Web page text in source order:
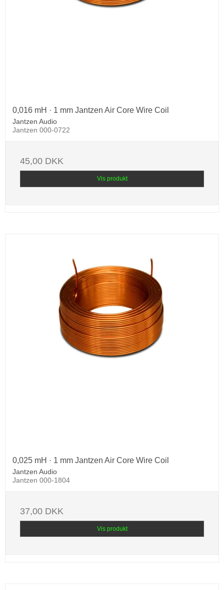
0,016 mH · 1 mm Jantzen Air Core Wire Coil
Jantzen Audio
Jantzen 000-0722
45,00 DKK
Vis produkt
0,025 mH · 1 mm Jantzen Air Core Wire Coil
Jantzen Audio
Jantzen 000-1804
37,00 DKK
Vis produkt